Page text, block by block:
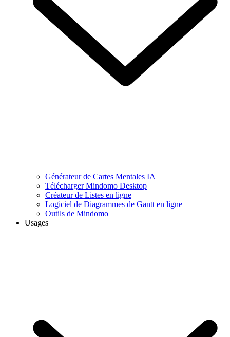
Générateur de Cartes Mentales IA
Télécharger Mindomo Desktop
Créateur de Listes en ligne
Logiciel de Diagrammes de Gantt en ligne
Outils de Mindomo
Usages